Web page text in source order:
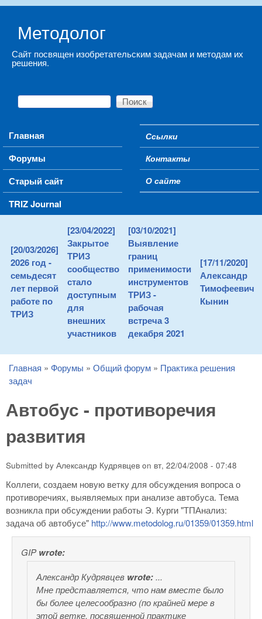
Методолог
Сайт посвящен изобретательским задачам и методам их
решения.
Форма поиска
Поиск
Main menu
Главная
Форумы
Старый сайт
TRIZ Journal
Secondary menu
Ссылки
Контакты
О сайте
[20/03/2026]
2026 год -
семьдесят
лет первой
работе по
ТРИЗ
[23/04/2022]
Закрытое
ТРИЗ
сообщество
стало
доступным
для
внешних
участников
[03/10/2021]
Выявление
границ
применимости
инструментов
ТРИЗ -
рабочая
встреча 3
декабря 2021
[17/11/2020]
Александр
Тимофеевич
Кынин
You are here
Главная » Форумы » Общий форум » Практика решения
задач
Автобус - противоречия
развития
Submitted by Александр Кудрявцев on вт, 22/04/2008 - 07:48
Коллеги, создаем новую ветку для обсуждения вопроса о
противоречиях, выявляемых при анализе автобуса. Тема
возникла при обсуждении работы Э. Курги "ТПАнализ:
задача об автобусе" http://www.metodolog.ru/01359/01359.html
GIPwrote:
Александр Кудрявцев wrote: ...
Мне представляется, что нам вместе было
бы более целесообразно (по крайней мере в
этой ветке, посвященной практике